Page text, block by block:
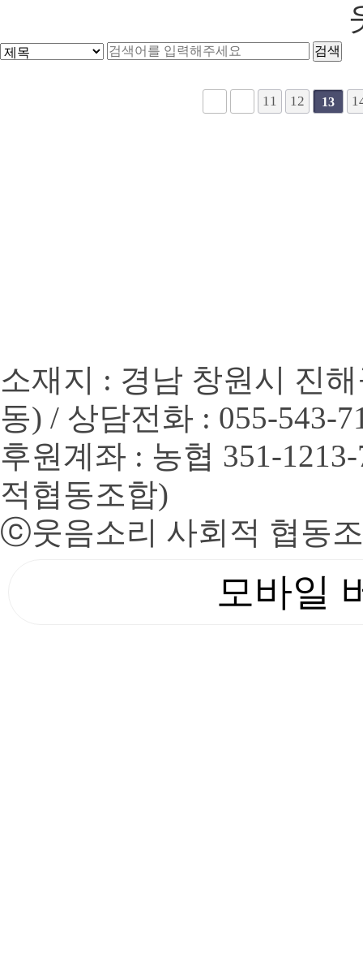
11 12 13
소재지 : 경남 창원시 진
동) / 상담전화 : 055-543-
후원계좌 : 농협 351-
적협동조합)
ⓒ웃음소리 사회적 협동
모바일